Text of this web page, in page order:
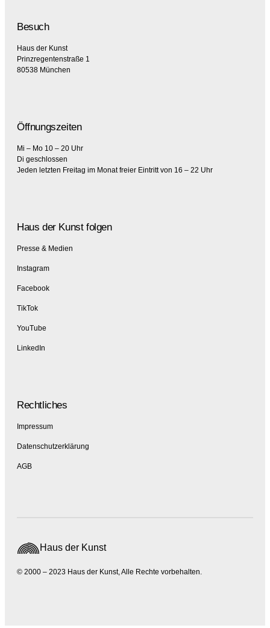
Besuch
Haus der Kunst
Prinzregentenstraße 1
80538 München
Öffnungszeiten
Mi – Mo 10 – 20 Uhr
Di geschlossen
Jeden letzten Freitag im Monat freier Eintritt von 16 – 22 Uhr
Haus der Kunst folgen
Presse & Medien
Instagram
Facebook
TikTok
YouTube
LinkedIn
Rechtliches
Impressum
Datenschutzerklärung
AGB
© 2000 – 2023 Haus der Kunst, Alle Rechte vorbehalten.
Haus der Kunst